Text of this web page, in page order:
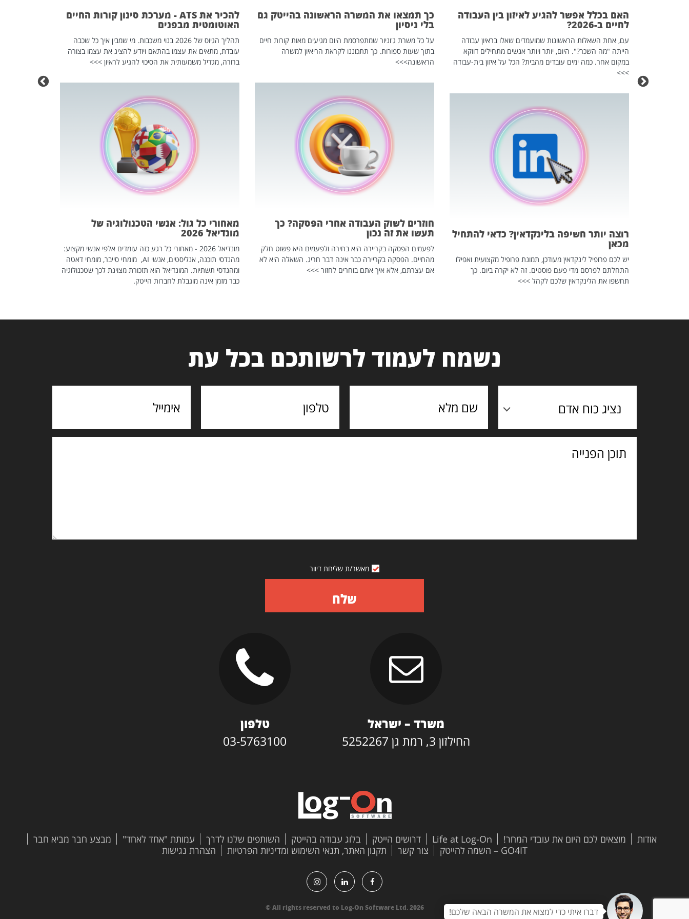
האם בכלל אפשר להגיע לאיזון בין העבודה
לחיים ב-2026?
עם, אחת השאלות הראשונות שמועמדים שאלו בראיון עבודה
הייתה "מה השכר?". היום, יותר ויותר אנשים מתחילים דווקא
במקום אחר. כמה ימים עובדים מהבית? הכל על איזון בית-עבודה
>>>
רוצה יותר חשיפה בלינקדאין? כדאי להתחיל
מכאן
יש לכם פרופיל לינקדאין מעודכן, תמונת פרופיל מקצועית ואפילו
התחלתם לפרסם מדי פעם פוסטים. זה לא יקרה ביום. כך
תחשפו את הלינקדאין שלכם לקהל >>>
כך תמצאו את המשרה הראשונה בהייטק גם
בלי ניסיון
על כל משרת ג'וניור שמתפרסמת היום מגיעים מאות קורות חיים
בתוך שעות ספורות. כך תתכוננו לקראת הריאיון למשרה
הראשונה>>>
חוזרים לשוק העבודה אחרי הפסקה? כך
תעשו את זה נכון
לפעמים הפסקה בקריירה היא בחירה ולפעמים היא פשוט חלק
מהחיים. הפסקה בקריירה כבר אינה דבר חריג. השאלה היא לא
אם עצרתם, אלא איך אתם בוחרים לחזור >>>
להכיר את ATS - מערכת סינון קורות החיים
האוטומטית מבפנים
תהליך הגיוס של 2026 בנוי משכבות. מי שמבין איך כל שכבה
עובדת, מתאים את עצמו בהתאם ויודע להציג את עצמו בצורה
ברורה, מגדיל משמעותית את הסיכוי להגיע לראיון >>>
מאחורי כל גול: אנשי הטכנולוגיה של
מונדיאל 2026
מונדיאל 2026 - מאחורי כל רגע כזה עומדים אלפי אנשי מקצוע:
מהנדסי תוכנה, אנליסטים, אנשי AI, מומחי סייבר, מומחי דאטה
ומהנדסי תשתיות. המונדיאל הוא תזכורת מצוינת לכך שטכנולוגיה
כבר מזמן אינה מוגבלת לחברות הייטק.
נשמח לעמוד לרשותכם בכל עת
נציג כוח אדם
תוכן
מאשר/ת שליחת דיוור
שלח
משרד – ישראל
החילזון 3, רמת גן 5252267
טלפון
03-5763100
אודות מוצאים לכם היום את עובדי המחר! Life at Log-On דרושים הייטק בלוג עבודה בהייטק השותפים שלנו לדרך עמותת "אחד לאחד"
מבצע חבר מביא חבר
GO4IT – השמה להייטק
צור קשר תקנון האתר, תנאי השימוש ומדיניות הפרטיות הצהרת נגישות
All rights reserved to Log-On Software Ltd. 2026 © דברו איתי כדי למצוא את המשרה הבאה שלכם!